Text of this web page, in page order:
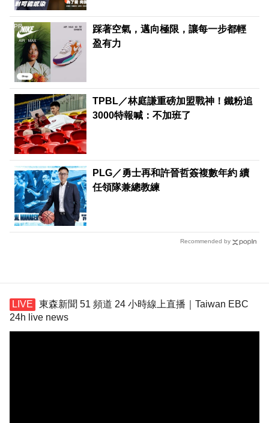
踩著空氣，邁向極限，讓每一步都輕
盈有力
PR
TPBL／林庭謙重磅加盟戰神！鐵粉追
3000特報喊：不加班了
PLG／勇士再和許晉哲簽複數年約 續
任領隊兼總教練
Recommended by
東森新聞 51 頻道 24 小時線上直播｜Taiwan EBC
24h live news